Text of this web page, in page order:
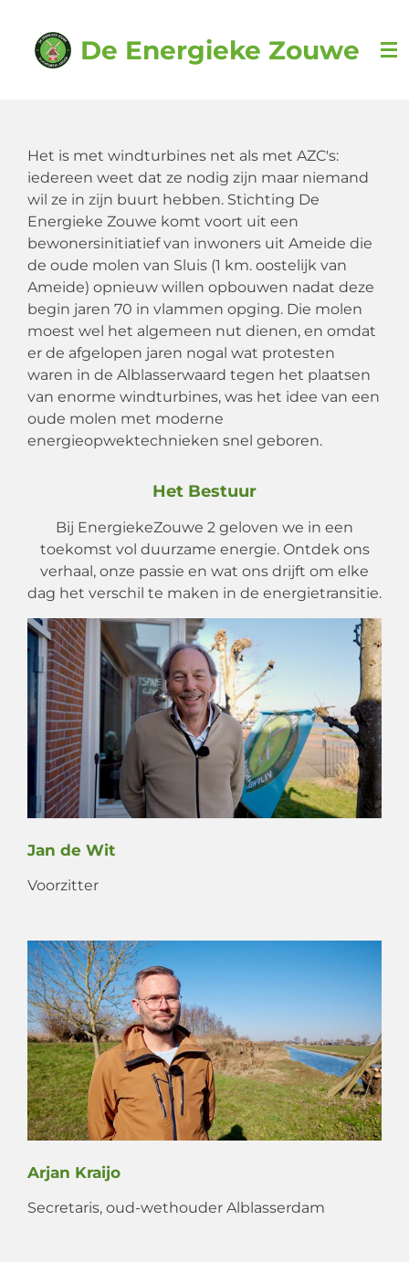
direct
naar
De Energieke Zouwe
Het is met windturbines net als met AZC's:
iedereen weet dat ze nodig zijn maar niemand
wil ze in zijn buurt hebben. Stichting De
Energieke Zouwe komt voort uit een
bewonersinitiatief van inwoners uit Ameide die
de oude molen van Sluis (1 km. oostelijk van
Ameide) opnieuw willen opbouwen nadat deze
begin jaren 70 in vlammen opging. Die molen
moest wel het algemeen nut dienen, en omdat
er de afgelopen jaren nogal wat protesten
waren in de Alblasserwaard tegen het plaatsen
van enorme windturbines, was het idee van een
oude molen met moderne
energieopwektechnieken snel geboren.
Het Bestuur
Bij EnergiekeZouwe 2 geloven we in een
toekomst vol duurzame energie. Ontdek ons
verhaal, onze passie en wat ons drijft om elke
dag het verschil te maken in de energietransitie.
Jan de Wit
Voorzitter
Arjan Kraijo
Secretaris, oud-wethouder Alblasserdam